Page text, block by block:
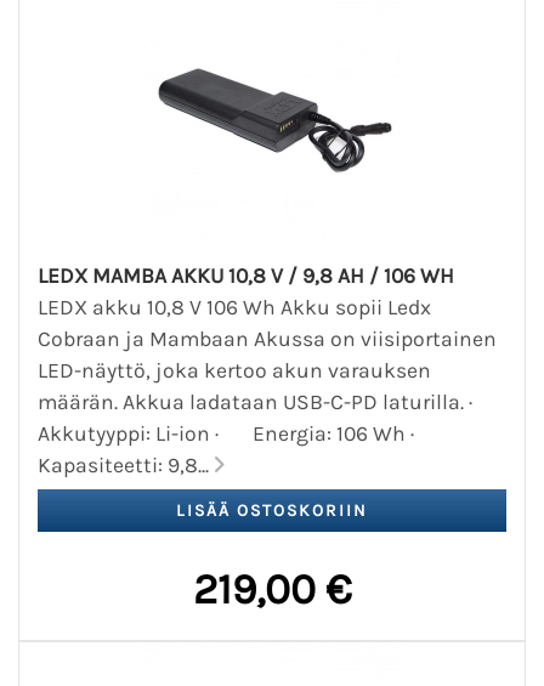
LEDX MAMBA AKKU 10,8 V / 9,8 AH / 106 WH
LEDX akku 10,8 V 106 Wh Akku sopii Ledx
Cobraan ja Mambaan Akussa on viisiportainen
LED-näyttö, joka kertoo akun varauksen
määrän. Akkua ladataan USB-C-PD laturilla. ·
Akkutyyppi: Li-ion · Energia: 106 Wh ·
Kapasiteetti: 9,8...
219,00 €